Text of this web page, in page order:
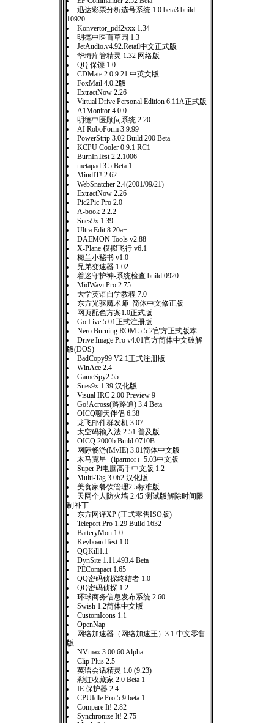
迅达彩票分析选号系统 1.0 beta3 build
10920
Konvertor_pdf2xxx 1.34
明德中医百草园 1.3
JetAudio.v4.92.Retail中文正式版
华琦库管精灵 1.32 网络版
QQ 保镖 1.0
CDMate 2.0.9.21 中英文版
FoxMail 4.0.2版
ExtractNow 2.26
Virtual Drive Personal Edition 6.11A正式版
A1Monitor 4.0.0
明德中医顾问系统 2.20
AI RoboForm 3.9.99
PowerStrip 3.02 Build 200 Beta
KCPU Cooler 0.9.1 RC1
BurnInTest 2.2.1006
metapad 3.5 Beta 1
MindIT! 2.62
WebSnatcher 2.4(2001/09/21)
ExtractNow 2.26
Pic2Pic Pro 2.0
A-book 2.2.2
Snes9x 1.39
Ultra Edit 8.20a+
DAEMON Tools v2.88
X-Plane 模拟飞行 v6.1
梅兰小秘书 v1.0
兄弟变速器 1.02
着迷守护神-系统检查 build 0920
MidWavi Pro 2.75
大学英语自学教程 7.0
东方光驱魔术师 简体中文修正版
网页配色方案1.0正式版
Go Live 5.01正式注册版
Nero Burning ROM 5.5.2官方正式版本
Drive Image Pro v4.01官方简体中文破解
版(DOS)
BadCopy99 V2.1正式注册版
WinAce 2.4
GameSpy2.55
Snes9x 1.39 汉化版
Visual IRC 2.00 Preview 9
Go!Across(路路通) 3.4 Beta
OICQ聊天伴侣 6.38
龙飞邮件群发机 3.07
太空码输入法 2.51 普及版
OICQ 2000b Build 0710B
网际畅游(MyIE) 3.01简体中文版
木马克星（iparmor）5.03中文版
Super Pi电脑高手中文版 1.2
Multi-Tag 3.0b2 汉化版
美食家餐饮管理2.5标准版
天网个人防火墙 2.45 测试版解除时间限
制补丁
东方网译XP (正式零售ISO版)
Teleport Pro 1.29 Build 1632
BatteryMon 1.0
KeyboardTest 1.0
QQKill1.1
DynSite 1.11.493.4 Beta
PECompact 1.65
QQ密码侦探终结者 1.0
QQ密码侦探 1.2
环球商务信息发布系统 2.60
Swish 1.2简体中文版
CustomIcons 1.1
OpenNap
网络加速器（网络加速王）3.1 中文零售
版
NVmax 3.00.60 Alpha
Clip Plus 2.5
英语会话精灵 1.0 (9.23)
彩虹收藏家 2.0 Beta 1
IE 保护器 2.4
CPUIdle Pro 5.9 beta 1
Compare It! 2.82
Synchronize It! 2.75